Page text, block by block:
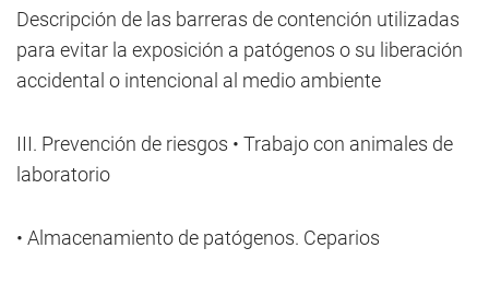
Descripción de las barreras de contención utilizadas
para evitar la exposición a patógenos o su liberación
accidental o intencional al medio ambiente
III. Prevención de riesgos • Trabajo con animales de
laboratorio
• Almacenamiento de patógenos. Ceparios